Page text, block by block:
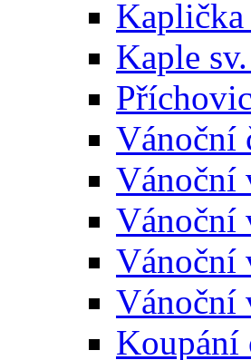
Kaple
Vánoční
Vánoční
Vánoční
Vánoční
Vánoční
Koupání